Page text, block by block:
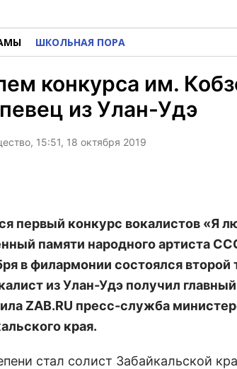
ШКОЛЬНАЯ ПОРА
конкурса им.
из Улан-Удэ
15:51, 18 октября 2019
первый конкурс вокалистов «Я
памяти народного артиста
в филармонии состоялся второй
из Улан-Удэ получил
ZAB.RU пресс-служба
края.
стал солист Забайкальской